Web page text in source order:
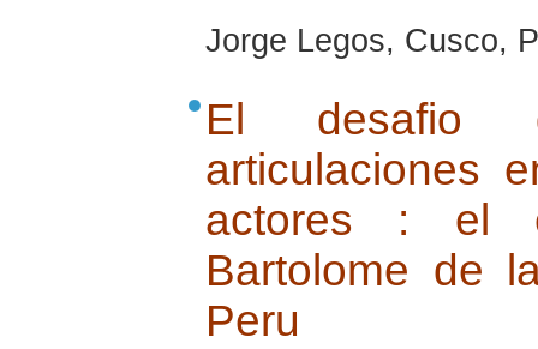
Jorge Legos, Cusco,
El desafio
articulaciones
actores : el
Bartolome de
Peru